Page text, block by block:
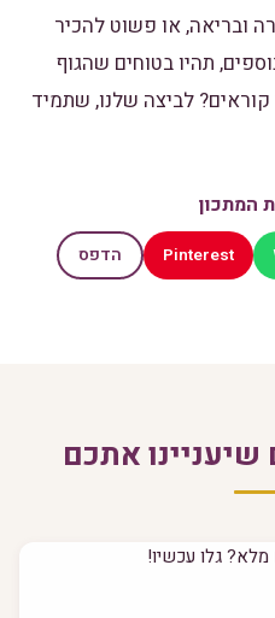
ובריאה, או פשוט להכיר
תהיו בטוחים שהגוף
לביצה שלנו, שתמיד
המתכון
Pinterest הדפס
שיעניינו אתכם